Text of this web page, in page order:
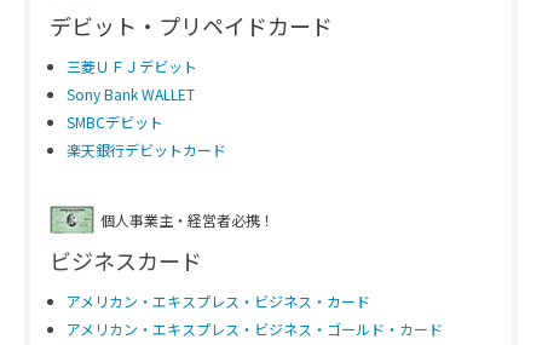
デビット・プリペイドカード
三菱ＵＦＪデビット
Sony Bank WALLET
SMBCデビット
楽天銀行デビットカード
個人事業主・経営者必携！
ビジネスカード
アメリカン・エキスプレス・ビジネス・カード
アメリカン・エキスプレス・ビジネス・ゴールド・カード